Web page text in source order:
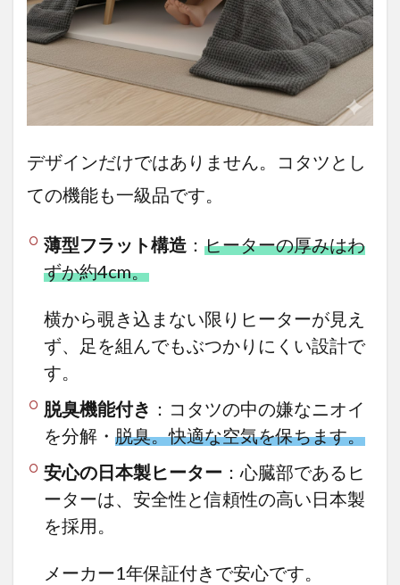
デザインだけではありません。コタツとし
ての機能も一級品です。
薄型フラット構造： ヒーターの厚みはわ
ずか約4cm。
横から覗き込まない限りヒーターが見え
ず、足を組んでもぶつかりにくい設計で
す。
脱臭機能付き ：コタツの中の嫌なニオイ
を分解・ 脱臭。快適な空気を保ちます。
安心の日本製ヒーター ：心臓部であるヒ
ーターは、安全性と信頼性の高い日本製
を採用。
メーカー1年保証付きで安心です。